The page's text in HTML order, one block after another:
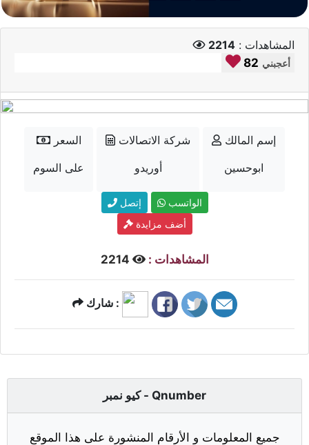
المشاهدات : 2214
82 أعجبني
السعر
على السوم
شركة الاتصالات
أوريدو
إسم المالك
ابوحسين
إتصل
الواتسب
أضف مزايدة
المشاهدات :
شارك :
كيو نمبر - Qnumber
جميع المعلومات و الأرقام المنشورة على هذا الموقع